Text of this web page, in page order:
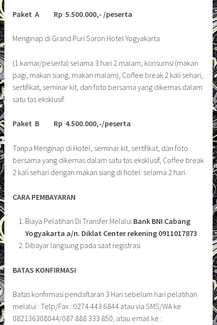
Paket A Rp 5.500.000,- /peserta
Menginap di Grand Puri Saron Hotel Yogyakarta
(1 kamar/peserta) selama 3 hari 2 malam, konsumsi (makan
pagi, makan siang, makan malam), Coffee break 2 kali sehari,
sertifikat, seminar kit, dan foto bersama yang dikemas dalam
satu tas eksklusif.
Paket B Rp 4.500.000,-/peserta
Tanpa Menginap di Hotel, seminar kit, sertifikat, dan foto
bersama yang dikemas dalam satu tas eksklusif, Coffee break
2 kali sehari dengan makan siang di hotel selama 2 hari.
CARA PEMBAYARAN
Biaya Pelatihan Di Transfer Melalui Bank BNI Cabang
Yogyakarta a/n. Diklat Center rekening 0911017873
Dibayar langsung pada saat registrasi
BATAS KONFIRMASI
Batas konfirmasi pendaftaran 3 Hari sebelum hari pelatihan
melalui : Telp/Fax : 0274 443 6844 atau via SMS/WA ke
082136308044/087 888 333 850, atau email ke :